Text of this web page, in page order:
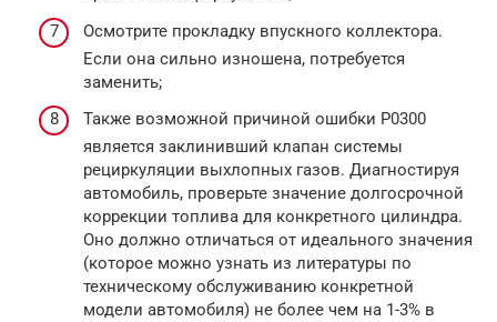
Осмотрите прокладку впускного коллектора.
Если она сильно изношена, потребуется
заменить;
Также возможной причиной ошибки P0300
является заклинивший клапан системы
рециркуляции выхлопных газов. Диагностируя
автомобиль, проверьте значение долгосрочной
коррекции топлива для конкретного цилиндра.
Оно должно отличаться от идеального значения
(которое можно узнать из литературы по
техническому обслуживанию конкретной
модели автомобиля) не более чем на 1-3% в